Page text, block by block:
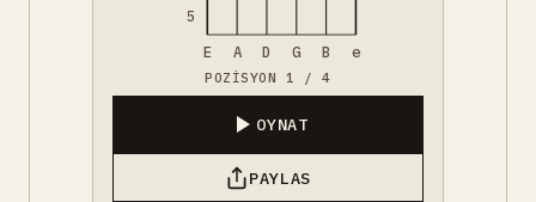
5
E A D G B e
POZISYON 1 / 4
OYNAT
PAYLAS